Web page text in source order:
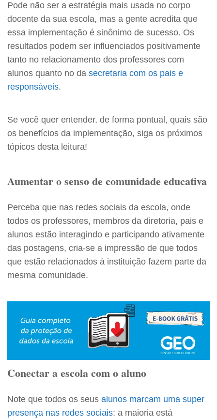
Pode não ser a estratégia mais usada no corpo
docente da sua escola, mas a gente acredita que
essa implementação é sinônimo de sucesso. Os
resultados podem ser influenciados positivamente
tanto no relacionamento dos professores com
alunos quanto no da secretaria com os pais e
responsáveis.
Se você quer entender, de forma pontual, quais são
os benefícios da implementação, siga os próximos
tópicos desta leitura!
Aumentar o senso de comunidade educativa
Perceba que nas redes sociais da escola, onde
todos os professores, membros da diretoria, pais e
alunos estão interagindo e participando ativamente
das postagens, cria-se a impressão de que todos
que estão relacionados à instituição fazem parte da
mesma comunidade.
Conectar a escola com o aluno
Note que todos os seus alunos marcam uma super
presença nas redes sociais: a maioria está